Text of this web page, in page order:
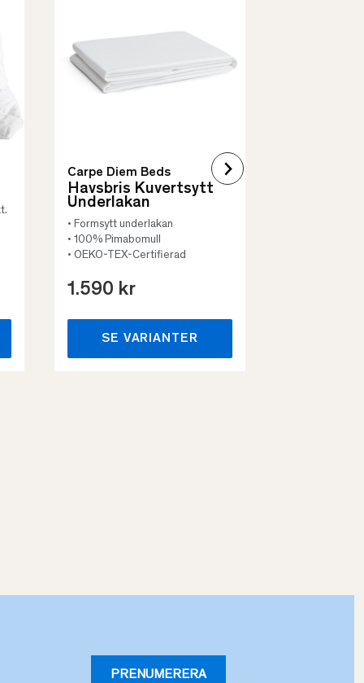
Carpe Diem Beds
Havsbris Kuvertsytt
Underlakan
• Formsytt underlakan
• 100% Pimabomull
• OEKO-TEX-Certifierad
1.590 kr
SE VARIANTER
PRENUMERERA